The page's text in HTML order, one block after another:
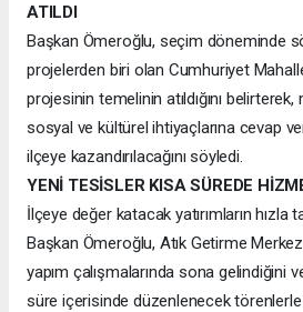
ATILDI
Başkan Ömeroğlu, seçim döneminde
projelerden biri olan Cumhuriyet
projesinin temelinin atıldığını
sosyal ve kültürel ihtiyaçlarına cevap
ilçeye kazandırılacağını söyledi.
YENİ TESİSLER KISA SÜREDE
İlçeye değer katacak yatırımların hızla
Başkan Ömeroğlu, Atık Getirme
yapım çalışmalarında sona gelindiğini
süre içerisinde düzenlenecek törenlerle